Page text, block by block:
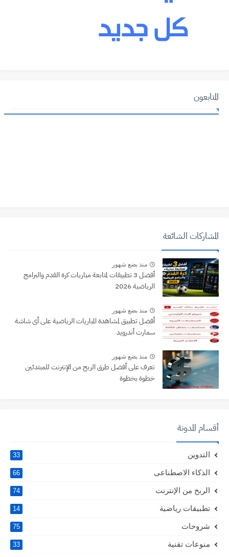
المتابعون
المشاركات الشائعة
منذ بضع شهور
أفضل 3 تطبيقات لمتابعة مباريات كرة القدم والبرامج
الرياضية 2026
منذ بضع شهور
أفضل تطبيق لمشاهدة المباريات الرياضية على أى شاشة
سمارت أندرويد
منذ بضع شهور
تعرف على أفضل طرق الربح من الإنترنت للمبتدئين
خطوة بخطوة
أقسام المدونة
التدوين 33
الذكاء الاصطناعى 66
الربح من الإنترنت 74
تطبيقات رياضية 14
شروحات 75
منوعات تقنية 33